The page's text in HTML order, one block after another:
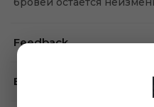
Feedback
Brand